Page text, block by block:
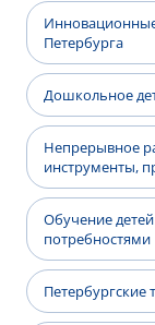
Петербурга
Дошкольное
Непрерывное
инструменты,
Обучение
потребностями
Петербургские